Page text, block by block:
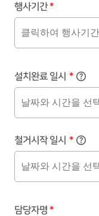
행사기간*
설치완료 일시 *
철거시작 일시 *
담당자명*